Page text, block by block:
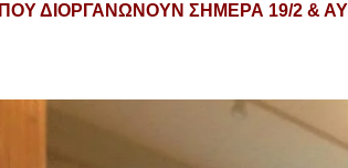
ΠΟΥ ΔΙΟΡΓΑΝΩΝΟΥΝ ΣΗΜΕΡΑ 19/2 &